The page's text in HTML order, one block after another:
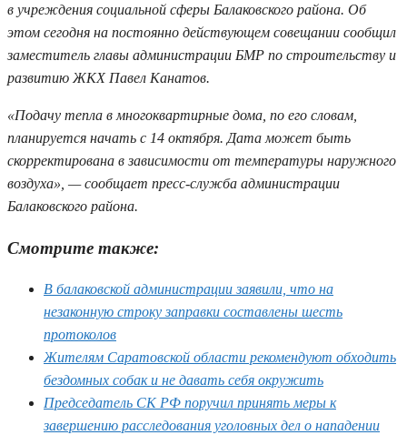
в учреждения социальной сферы Балаковского района. Об
этом сегодня на постоянно действующем совещании сообщил
заместитель главы администрации БМР по строительству и
развитию ЖКХ Павел Канатов.
«Подачу тепла в многоквартирные дома, по его словам,
планируется начать с 14 октября. Дата может быть
скорректирована в зависимости от температуры наружного
воздуха», — сообщает пресс-служба администрации
Балаковского района.
Смотрите также:
В балаковской администрации заявили, что на
незаконную строку заправки составлены шесть
протоколов
Жителям Саратовской области рекомендуют обходить
бездомных собак и не давать себя окружить
Председатель СК РФ поручил принять меры к
завершению расследования уголовных дел о нападении